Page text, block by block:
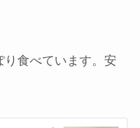
食べています。安